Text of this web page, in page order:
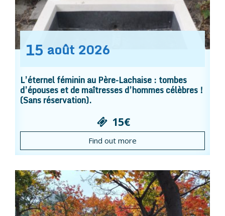
15 août 2026
L’éternel féminin au Père-Lachaise : tombes
d’épouses et de maîtresses d’hommes célèbres !
(Sans réservation).
15€
Find out more